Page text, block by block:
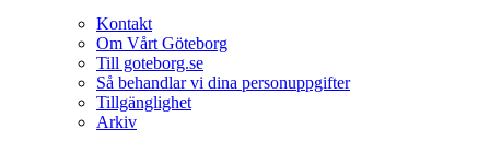
Kontakt
Om Vårt Göteborg
Till goteborg.se
Så behandlar vi dina personuppgifter
Tillgänglighet
Arkiv